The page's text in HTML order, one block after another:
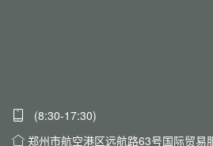
(8:30-17:30)
郑州市航空港区远航路63号国际贸易